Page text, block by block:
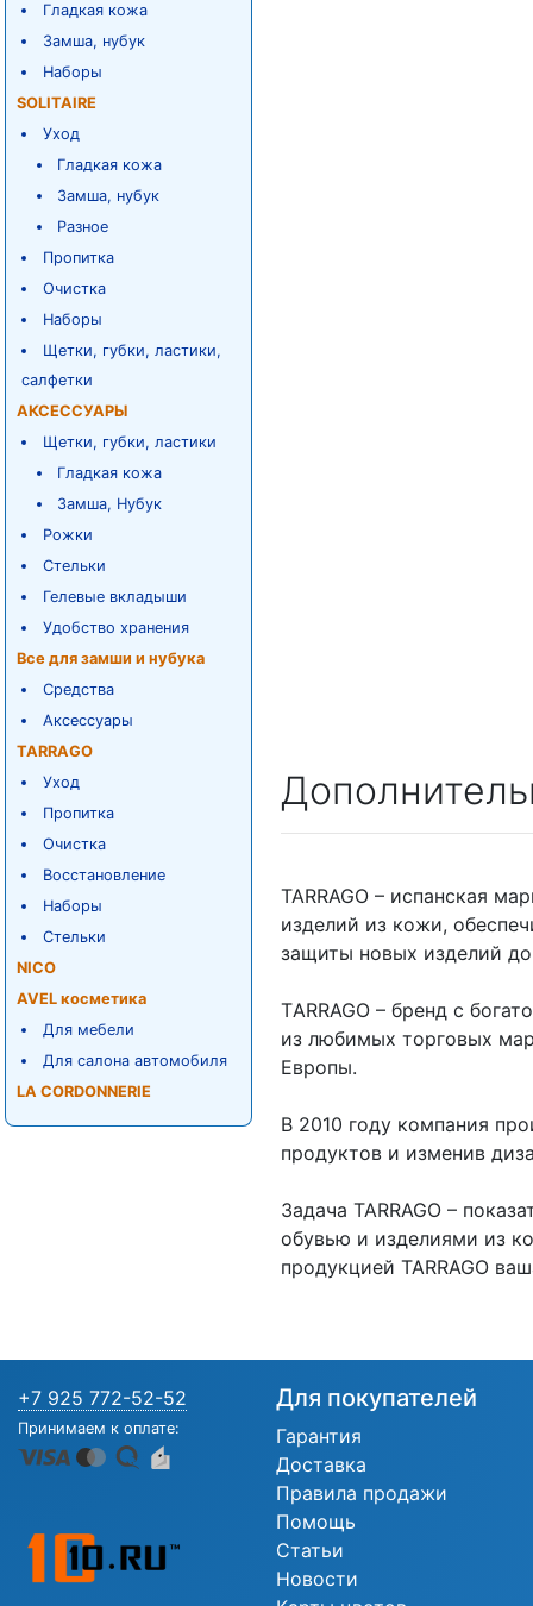
Гладкая кожа
Замша, нубук
Наборы
SOLITAIRE
Уход
Гладкая кожа
Замша, нубук
Разное
Пропитка
Очистка
Наборы
Щетки, губки, ластики,
салфетки
АКСЕССУАРЫ
Щетки, губки, ластики
Гладкая кожа
Замша, Нубук
Рожки
Стельки
Гелевые вкладыши
Удобство хранения
Все для замши и нубука
Средства
Аксессуары
TARRAGO
Уход
Пропитка
Очистка
Восстановление
Наборы
Стельки
NICO
AVEL косметика
Для мебели
Для салона автомобиля
LA CORDONNERIE
TARRAGO – испанская
изделий из кожи,
защиты новых изделий
ТARRAGO – бренд с
из любимых торговых
Европы.
В 2010 году компания
продуктов и изменив
Задача TARRAGO –
обувью и изделиями из
продукцией TARRAGO
+7 925 772-52-52
Принимаем к оплате:
Для покупателей
Гарантия
Доставка
Правила продажи
Помощь
Статьи
Новости